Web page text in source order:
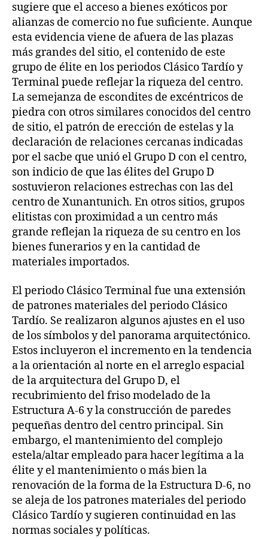
sugiere que el acceso a bienes exóticos por
alianzas de comercio no fue suficiente. Aunque
esta evidencia viene de afuera de las plazas
más grandes del sitio, el contenido de este
grupo de élite en los periodos Clásico Tardío y
Terminal puede reflejar la riqueza del centro.
La semejanza de escondites de excéntricos de
piedra con otros similares conocidos del centro
de sitio, el patrón de erección de estelas y la
declaración de relaciones cercanas indicadas
por el sacbe que unió el Grupo D con el centro,
son indicio de que las élites del Grupo D
sostuvieron relaciones estrechas con las del
centro de Xunantunich. En otros sitios, grupos
elitistas con proximidad a un centro más
grande reflejan la riqueza de su centro en los
bienes funerarios y en la cantidad de
materiales importados.
El periodo Clásico Terminal fue una extensión
de patrones materiales del periodo Clásico
Tardío. Se realizaron algunos ajustes en el uso
de los símbolos y del panorama arquitectónico.
Estos incluyeron el incremento en la tendencia
a la orientación al norte en el arreglo espacial
de la arquitectura del Grupo D, el
recubrimiento del friso modelado de la
Estructura A-6 y la construcción de paredes
pequeñas dentro del centro principal. Sin
embargo, el mantenimiento del complejo
estela/altar empleado para hacer legítima a la
élite y el mantenimiento o más bien la
renovación de la forma de la Estructura D-6, no
se aleja de los patrones materiales del periodo
Clásico Tardío y sugieren continuidad en las
normas sociales y políticas.